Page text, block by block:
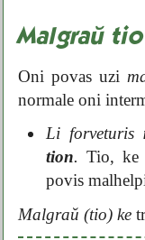
Malgraŭ
Oni povas uzi
normale oni
Li forveturis
tion. Tio, ke
povis
Malgraŭ (tio) ke